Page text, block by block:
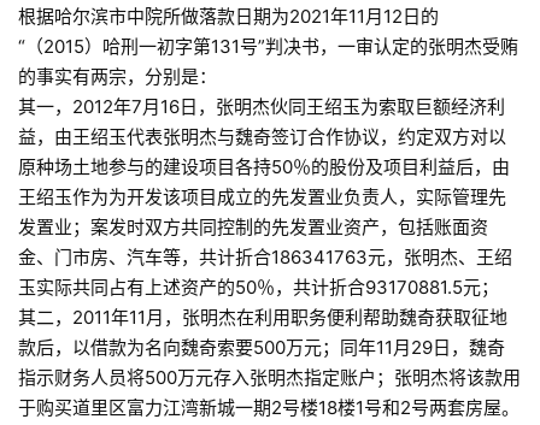
根据哈尔滨市中院所做落款日期为2021年11月12日的
“（2015）哈刑一初字第131号”判决书，一审认定的张明杰受贿
的事实有两宗，分别是：
其一，2012年7月16日，张明杰伙同王绍玉为索取巨额经济利
益，由王绍玉代表张明杰与魏奇签订合作协议，约定双方对以
原种场土地参与的建设项目各持50％的股份及项目利益后，由
王绍玉作为为开发该项目成立的先发置业负责人，实际管理先
发置业；案发时双方共同控制的先发置业资产，包括账面资
金、门市房、汽车等，共计折合186341763元，张明杰、王绍
玉实际共同占有上述资产的50％，共计折合93170881.5元；
其二，2011年11月，张明杰在利用职务便利帮助魏奇获取征地
款后，以借款为名向魏奇索要500万元；同年11月29日，魏奇
指示财务人员将500万元存入张明杰指定账户；张明杰将该款用
于购买道里区富力江湾新城一期2号楼18楼1号和2号两套房屋。